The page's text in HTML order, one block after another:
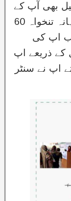
بھی آپ کے
ساتھ ہونا چاہیے ۔اور اپ کی ماہانہ تنخواہ 60
اپ کی
کے ذریعے اپ
اپ نے سنٹر